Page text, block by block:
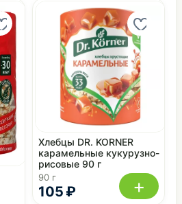
105 ₽
Хлебцы DR. KORNER
карамельные кукурузно-
рисовые 90 г
90 г +